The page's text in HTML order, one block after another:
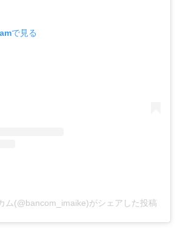
で見る
ム(@bancom_imaike)がシェアした投稿